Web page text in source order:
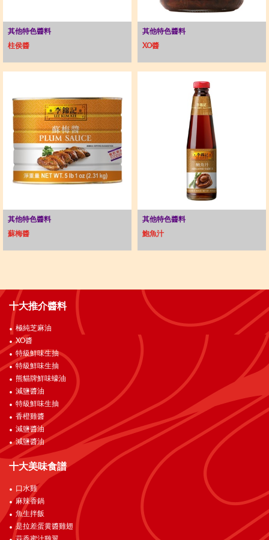
其他特色醬料
柱侯醬
其他特色醬料
XO醬
其他特色醬料
蘇梅醬
其他特色醬料
鮑魚汁
十大推介醬料
極純芝麻油
XO醬
特級鮮味生抽
特級鮮味生抽
熊貓牌鮮味蠔油
減鹽醬油
特級鮮味生抽
香橙雞醬
減鹽醬油
減鹽醬油
十大美味食譜
口水雞
麻辣香鍋
魚生拌飯
是拉差蛋黄醬雞翅